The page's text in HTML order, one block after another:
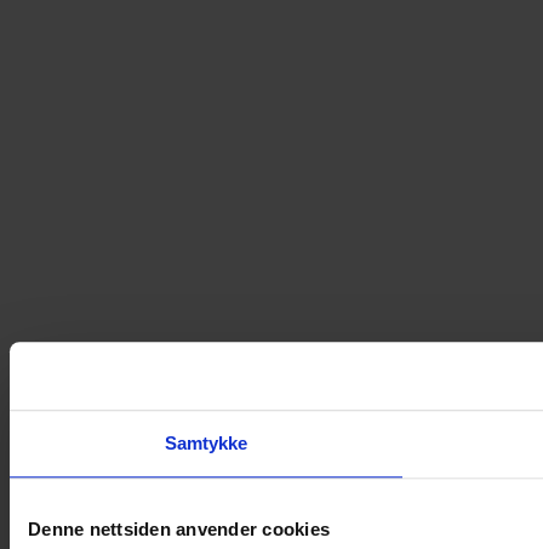
Samtykke
Denne nettsiden anvender cookies